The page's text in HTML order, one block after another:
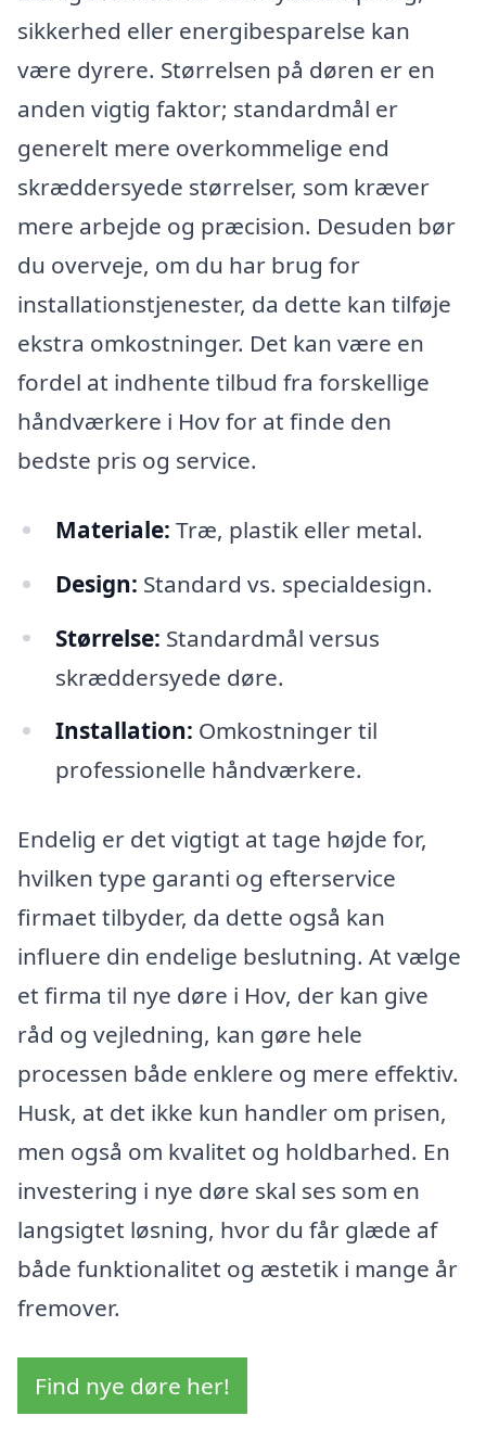
sikkerhed eller energibesparelse kan
være dyrere. Størrelsen på døren er en
anden vigtig faktor; standardmål er
generelt mere overkommelige end
skræddersyede størrelser, som kræver
mere arbejde og præcision. Desuden bør
du overveje, om du har brug for
installationstjenester, da dette kan tilføje
ekstra omkostninger. Det kan være en
fordel at indhente tilbud fra forskellige
håndværkere i Hov for at finde den
bedste pris og service.
Materiale: Træ, plastik eller metal.
Design: Standard vs. specialdesign.
Størrelse: Standardmål versus
skræddersyede døre.
Installation: Omkostninger til
professionelle håndværkere.
Endelig er det vigtigt at tage højde for,
hvilken type garanti og efterservice
firmaet tilbyder, da dette også kan
influere din endelige beslutning. At vælge
et firma til nye døre i Hov, der kan give
råd og vejledning, kan gøre hele
processen både enklere og mere effektiv.
Husk, at det ikke kun handler om prisen,
men også om kvalitet og holdbarhed. En
investering i nye døre skal ses som en
langsigtet løsning, hvor du får glæde af
både funktionalitet og æstetik i mange år
fremover.
Find nye døre her!